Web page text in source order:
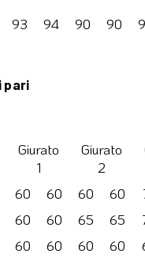
93
94 90 90
pari
Giurato
1
Giurato
2
60 60 60 60
60
60 65 65
60
60 60 60